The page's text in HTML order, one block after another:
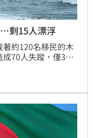
剩15人漂浮
約120名移民的木
70人失蹤，僅32
面由德國救援組
抱殘骸保命，令人揪